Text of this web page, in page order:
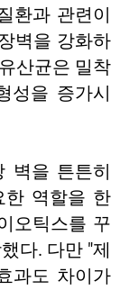
환과 관련이
벽을 강화하
산균은 밀착
성을 증가시
벽을 튼튼히
한 역할을 한
오틱스를 꾸
다. 다만 "제
과도 차이가